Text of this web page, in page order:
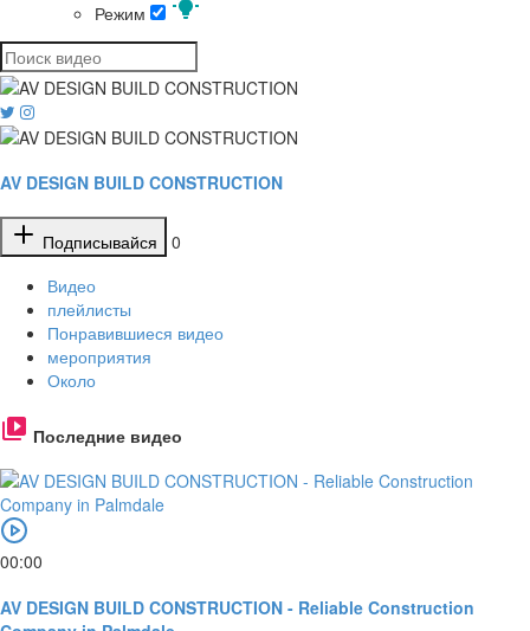
Режим
AV DESIGN BUILD CONSTRUCTION
Подписывайся
0
Видео
плейлисты
Понравившиеся видео
мероприятия
Около
Последние видео
00:00
AV DESIGN BUILD CONSTRUCTION - Reliable Construction